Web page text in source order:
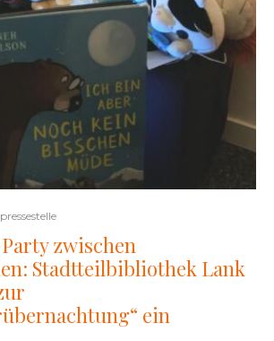
zwischen
Stadtteilbibliothek Lank
ein